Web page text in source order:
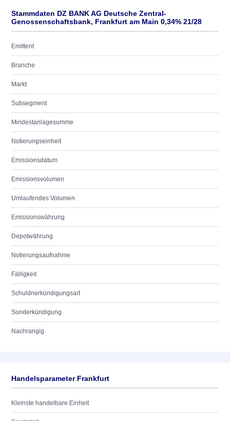
Stammdaten DZ BANK AG Deutsche Zentral-
Genossenschaftsbank, Frankfurt am Main 0,34% 21/28
Emittent
Branche
Markt
Subsegment
Mindestanlagesumme
Notierungseinheit
Emissionsdatum
Emissionsvolumen
Umlaufendes Volumen
Emissionswährung
Depotwährung
Notierungsaufnahme
Fälligkeit
Schuldnerkündigungsart
Sonderkündigung
Nachrangig
Handelsparameter Frankfurt
Kleinste handelbare Einheit